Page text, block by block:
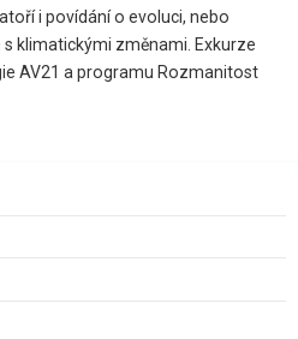
i povídání o evoluci, nebo
klimatickými změnami. Exkurze
AV21 a programu Rozmanitost